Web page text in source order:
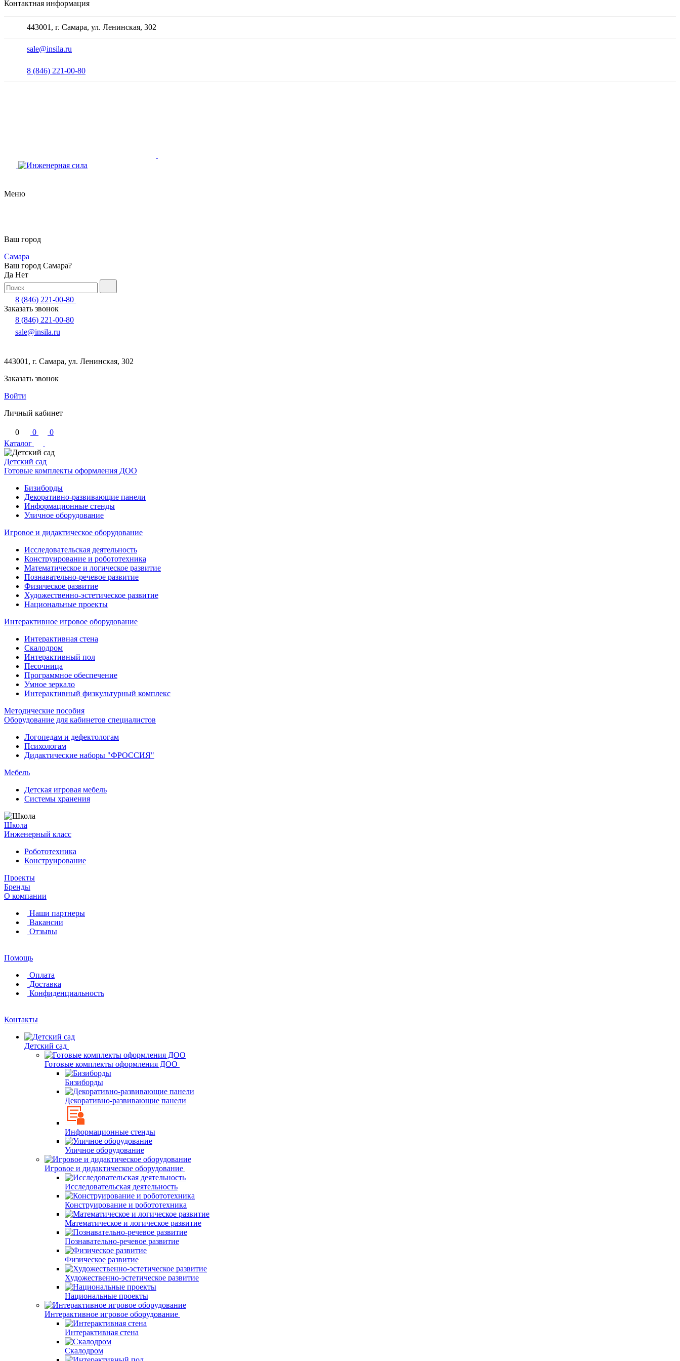
Контактная информация
443001, г. Самара, ул. Ленинская, 302
sale@insila.ru
8 (846) 221-00-80
Меню
Ваш город
Самара
Ваш город Самара?
Да Нет
8 (846) 221-00-80
Заказать звонок
8 (846) 221-00-80
sale@insila.ru
443001, г. Самара, ул. Ленинская, 302
Заказать звонок
Войти
Личный кабинет
0 0
0
Каталог
Детский сад
Готовые комплекты оформления ДОО
Бизиборды
Декоративно-развивающие панели
Информационные стенды
Уличное оборудование
Игровое и дидактическое оборудование
Исследовательская деятельность
Конструирование и робототехника
Математическое и логическое развитие
Познавательно-речевое развитие
Физическое развитие
Художественно-эстетическое развитие
Национальные проекты
Интерактивное игровое оборудование
Интерактивная стена
Скалодром
Интерактивный пол
Песочница
Программное обеспечение
Умное зеркало
Интерактивный физкультурный комплекс
Методические пособия
Оборудование для кабинетов специалистов
Логопедам и дефектологам
Психологам
Дидактические наборы "ФРОССИЯ"
Мебель
Детская игровая мебель
Системы хранения
Школа
Инженерный класс
Робототехника
Конструирование
Проекты
Бренды
О компании
Наши партнеры
Вакансии
Отзывы
Помощь
Оплата
Доставка
Конфиденциальность
Контакты
Детский сад
Готовые комплекты оформления ДОО
Бизиборды
Декоративно-развивающие панели
Информационные стенды
Уличное оборудование
Игровое и дидактическое оборудование
Исследовательская деятельность
Конструирование и робототехника
Математическое и логическое развитие
Познавательно-речевое развитие
Физическое развитие
Художественно-эстетическое развитие
Национальные проекты
Интерактивное игровое оборудование
Интерактивная стена
Скалодром